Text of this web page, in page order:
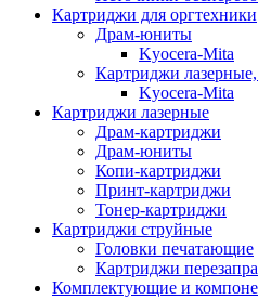
Картриджи для оргтехники
Драм-юниты
Kyocera-Mita
Картриджи
Kyocera-Mita
Картриджи лазерные
Драм-картриджи
Драм-юниты
Копи-картриджи
Принт-картриджи
Тонер-картриджи
Картриджи струйные
Головки печатающие
Картриджи
Комплектующие и